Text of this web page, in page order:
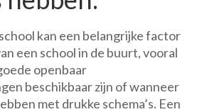
kan een belangrijke factor
een school in de buurt, vooral
openbaar
beschikbaar zijn of wanneer
met drukke schema’s. Een